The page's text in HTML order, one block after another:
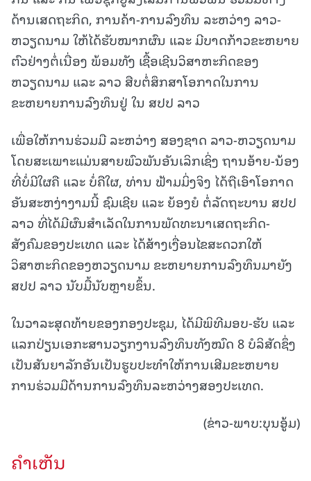
ດ້ານເສດຖະກິດ, ການຄ້າ-ການລົງທຶນ ລະຫວ່າງ ລາວ-
ຫວຽດນາມ ໃຫ້ໄດ້ຮັບໝາກຜົນ ແລະ ມີບາດກ້າວຂະຫຍາຍ
ຕົວຢ່າງຕໍ່ເນື່ອງ ພ້ອມທັງ ເຊື້ອເຊີນວິສາຫະກິດຂອງ
ຫວຽດນາມ ແລະ ລາວ ສືບຕໍ່ສຶກສາໂອກາດໃນການ
ຂະຫຍາຍການລົງທຶນຢູ່ ໃນ ສປປ ລາວ
ເພື່ອໃຫ້ການຮ່ວມມື ລະຫວ່າງ ສອງຊາດ ລາວ-ຫວຽດນາມ
ໂດຍສະເພາະແມ່ນສາຍພົວພັນອັນເລິກເຊິ່ງ ຖານອ້າຍ-ນ້ອງ
ທີ່ບໍ່ມີໃຜຄື ແລະ ບໍ່ຄືໃຜ, ທ່ານ ຟ້າມມິ່ງຈິງ ໄດ້ຖືເອົາໂອກາດ
ອັນສະຫງ່າງາມນີ້ ຊົມເຊີຍ ແລະ ຍ້ອງຍໍ ຕໍ່ລັດຖະບານ ສປປ
ລາວ ທີ່ໄດ້ມີຜົນສໍາເລັດໃນການພັດທະນາເສດຖະກິດ-
ສັງຄົມຂອງປະເທດ ແລະ ໄດ້ສ້າງເງື່ອນໄຂສະດວກໃຫ້
ວິສາຫະກິດຂອງຫວຽດນາມ ຂະຫຍາຍການລົງທຶນມາຍັງ
ສປປ ລາວ ນັບມື້ນັບຫຼາຍຂຶ້ນ.
ໃນວາລະສຸດທ້າຍຂອງກອງປະຊຸມ, ໄດ້ມີພິທີມອບ-ຮັບ ແລະ
ແລກປ່ຽນເອກະສານວຽກງານລົງທຶນທັງໝົດ 8 ບໍລິສັດຊຶ່ງ
ເປັນສັນຍາລັກອັນເປັນຮູບປະທໍາໃຫ້ການເສີມຂະຫຍາຍ
ການຮ່ວມມືດ້ານການລົງທຶນລະຫວ່າງສອງປະເທດ.
(ຂ່າວ-ພາບ:ບຸນອູ້ມ)
ຄໍາເຫັນ